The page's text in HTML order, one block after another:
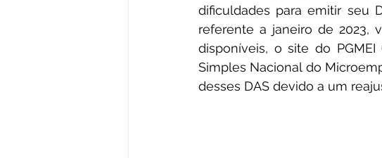
dificuldades para emitir seu
referente a janeiro de 2023,
disponíveis, o site do
Simples Nacional do
desses DAS devido a um